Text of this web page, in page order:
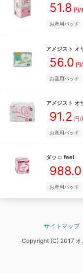
51.8 円/
お産用パッド
アメジスト オ
56.0 円/
お産用パッド
アメジスト オ
91.2 円/
お産用パッド
ダッコ feel
988.0
お産用パッド
サイトマップ
Copyright (C) 2017 オ